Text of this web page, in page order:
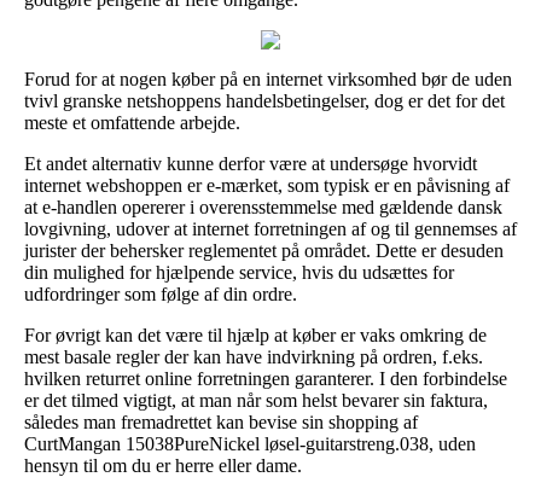
Forud for at nogen køber på en internet virksomhed bør de uden
tvivl granske netshoppens handelsbetingelser, dog er det for det
meste et omfattende arbejde.
Et andet alternativ kunne derfor være at undersøge hvorvidt
internet webshoppen er e-mærket, som typisk er en påvisning af
at e-handlen opererer i overensstemmelse med gældende dansk
lovgivning, udover at internet forretningen af og til gennemses af
jurister der behersker reglementet på området. Dette er desuden
din mulighed for hjælpende service, hvis du udsættes for
udfordringer som følge af din ordre.
For øvrigt kan det være til hjælp at køber er vaks omkring de
mest basale regler der kan have indvirkning på ordren, f.eks.
hvilken returret online forretningen garanterer. I den forbindelse
er det tilmed vigtigt, at man når som helst bevarer sin faktura,
således man fremadrettet kan bevise sin shopping af
CurtMangan 15038PureNickel løsel-guitarstreng.038, uden
hensyn til om du er herre eller dame.